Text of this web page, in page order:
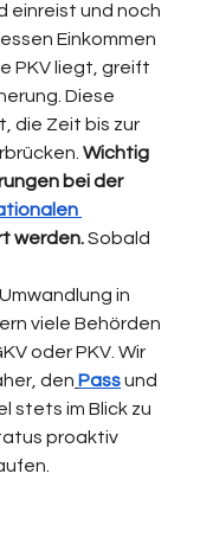
einreist und noch
Einkommen
PKV liegt, greift
Diese
die Zeit bis zur
Wichtig
bei der
werden. Sobald
in
viele Behörden
oder PKV. Wir
den Pass und
stets im Blick zu
proaktiv